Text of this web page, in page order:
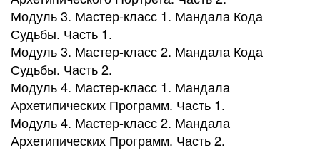
Модуль 3. Мастер-класс 1. Мандала Кода
Судьбы. Часть 1.
Модуль 3. Мастер-класс 2. Мандала Кода
Судьбы. Часть 2.
Модуль 4. Мастер-класс 1. Мандала
Архетипических Программ. Часть 1.
Модуль 4. Мастер-класс 2. Мандала
Архетипических Программ. Часть 2.